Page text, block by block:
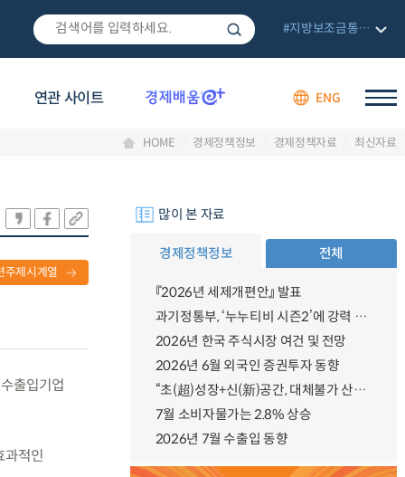
연관 사이트 ENG
#지방보조금통합관리망
HOME 경제정책정보 경제정책자료 최신자료
주제시계열
출입기업
과적인
많이 본 자료
경제정책정보 전체
『2026년 세제개편안』 발표
과기정통부, ‘누누티비 시즌2’에 강력 대응 의지 밝혀
2026년 한국 주식시장 여건 및 전망
2026년 6월 외국인 증권투자 동향
“초(超)성장+신(新)공간, 대체불가 산업강국”
7월 소비자물가는 2.8% 상승
2026년 7월 수출입 동향